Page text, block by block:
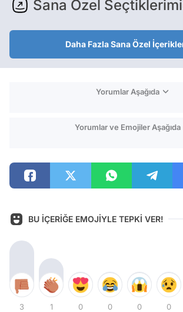
Sana Özel
Daha Fazla Sana Özel
Yorumlar Aşağıda
Yorumlar ve Emojiler Aşağıda
BU İÇERİĞE EMOJİYLE TEPKİ VER!
3 1 0 0 0 0